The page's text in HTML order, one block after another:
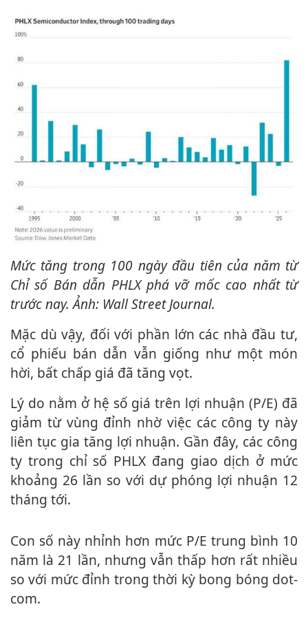
Mức tăng trong 100 ngày đầu tiên của năm từ
Chỉ số Bán dẫn PHLX phá vỡ mốc cao nhất từ
trước nay. Ảnh: Wall Street Journal.
Mặc dù vậy, đối với phần lớn các nhà đầu tư,
cổ phiếu bán dẫn vẫn giống như một món
hời, bất chấp giá đã tăng vọt.
Lý do nằm ở hệ số giá trên lợi nhuận (P/E) đã
giảm từ vùng đỉnh nhờ việc các công ty này
liên tục gia tăng lợi nhuận. Gần đây, các công
ty trong chỉ số PHLX đang giao dịch ở mức
khoảng 26 lần so với dự phóng lợi nhuận 12
tháng tới.
Con số này nhỉnh hơn mức P/E trung bình 10
năm là 21 lần, nhưng vẫn thấp hơn rất nhiều
so với mức đỉnh trong thời kỳ bong bóng dot-
com.